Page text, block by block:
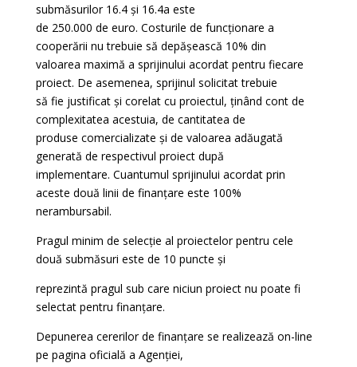
submăsurilor 16.4 și 16.4a este
de 250.000 de euro. Costurile de funcționare a
cooperării nu trebuie să depășească 10% din
valoarea maximă a sprijinului acordat pentru fiecare
proiect. De asemenea, sprijinul solicitat trebuie
să fie justificat și corelat cu proiectul, ținând cont de
complexitatea acestuia, de cantitatea de
produse comercializate și de valoarea adăugată
generată de respectivul proiect după
implementare. Cuantumul sprijinului acordat prin
aceste două linii de finanțare este 100%
nerambursabil.
Pragul minim de selecție al proiectelor pentru cele
două submăsuri este de 10 puncte și
reprezintă pragul sub care niciun proiect nu poate fi
selectat pentru finanțare.
Depunerea cererilor de finanțare se realizează on-line
pe pagina oficială a Agenției,